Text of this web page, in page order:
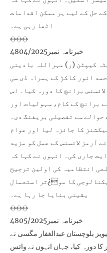
حل کے لیے ہر ممکن اقدامات
اٹھا رہی ہے۔
﴾﴿﴾﴿﴾﴿
خبرنامہ نمبر4804/2025
کوئٹہ کیپٹن (ر) مہراللہ بادینی
انور کاکڑ کے ہمراہ ڈی سی
برانچ کا دورہ کیا۔ اس
برانچ کے کام، سہولیات اور
حوالے سے تفصیلی بریفنگ دی۔
کا جائزہ لیا اور عوام
آرمز لائسنس کے عمل کو مزید
جاری کی۔ انہوں نے کہا کہ
انتظامیہ کی اولین ترجیح
کا مو¿ثر استعمال
یقینی بنایا جا رہا ہے۔
﴾﴿﴾﴿﴾﴿
خبرنامہ نمبر4805/2025
لیویز بلوچستان عبدالغفار مگسی نے
دورہ کیا، جہاں انہوں نے وائس